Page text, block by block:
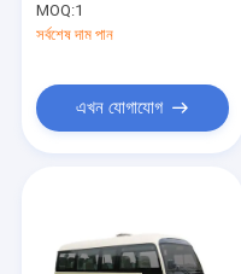
কিলোমিটারেরও বেশি
MOQ:1
সর্বশেষ দাম পান
এখন যোগাযোগ